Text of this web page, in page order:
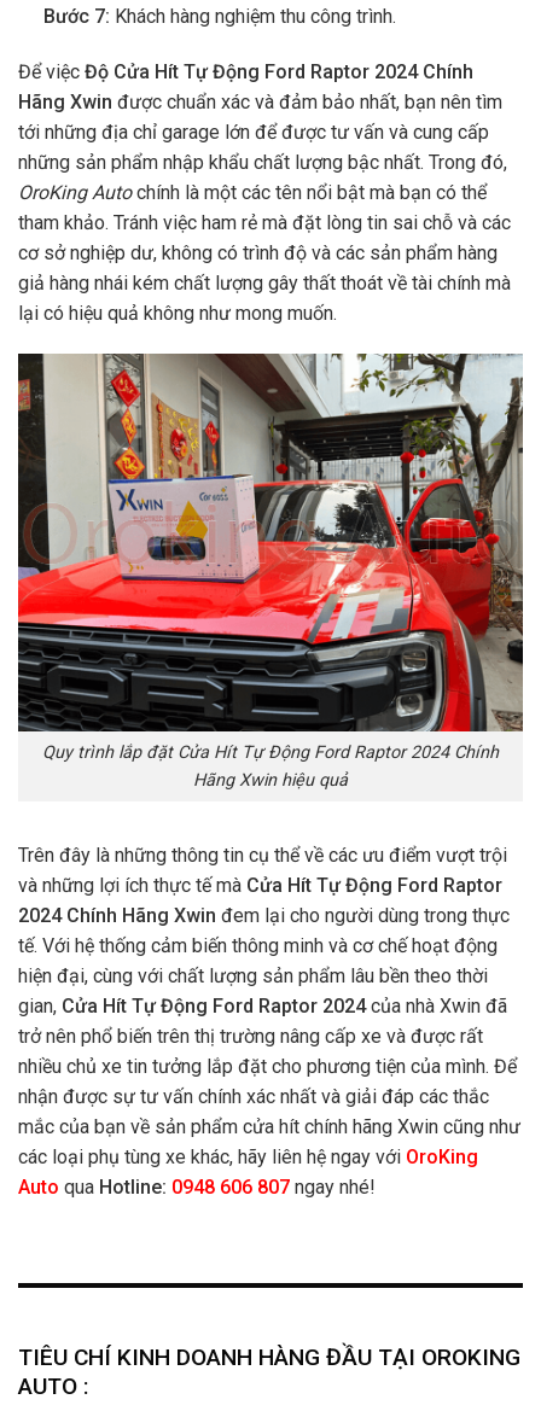
Bước 7: Khách hàng nghiệm thu công trình.
Để việc Độ Cửa Hít Tự Động Ford Raptor 2024 Chính
Hãng Xwin được chuẩn xác và đảm bảo nhất, bạn nên tìm
tới những địa chỉ garage lớn để được tư vấn và cung cấp
những sản phẩm nhập khẩu chất lượng bậc nhất. Trong đó,
OroKing Autochính là một các tên nổi bật mà bạn có thể
tham khảo. Tránh việc ham rẻ mà đặt lòng tin sai chỗ và các
cơ sở nghiệp dư, không có trình độ và các sản phẩm hàng
giả hàng nhái kém chất lượng gây thất thoát về tài chính mà
lại có hiệu quả không như mong muốn.
Quy trình lắp đặt Cửa Hít Tự Động Ford Raptor 2024 Chính
Hãng Xwin hiệu quả
Trên đây là những thông tin cụ thể về các ưu điểm vượt trội
và những lợi ích thực tế mà Cửa Hít Tự Động Ford Raptor
2024 Chính Hãng Xwin đem lại cho người dùng trong thực
tế. Với hệ thống cảm biến thông minh và cơ chế hoạt động
hiện đại, cùng với chất lượng sản phẩm lâu bền theo thời
gian, Cửa Hít Tự Động Ford Raptor 2024của nhà Xwin đã
trở nên phổ biến trên thị trường nâng cấp xe và được rất
nhiều chủ xe tin tưởng lắp đặt cho phương tiện của mình. Để
nhận được sự tư vấn chính xác nhất và giải đáp các thắc
mắc của bạn về sản phẩm cửa hít chính hãng Xwin cũng như
các loại phụ tùng xe khác, hãy liên hệ ngay với OroKing
Auto qua Hotline: 0948 606 807 ngay nhé!
TIÊU CHÍ KINH DOANH HÀNG ĐẦU TẠI OROKING
AUTO :